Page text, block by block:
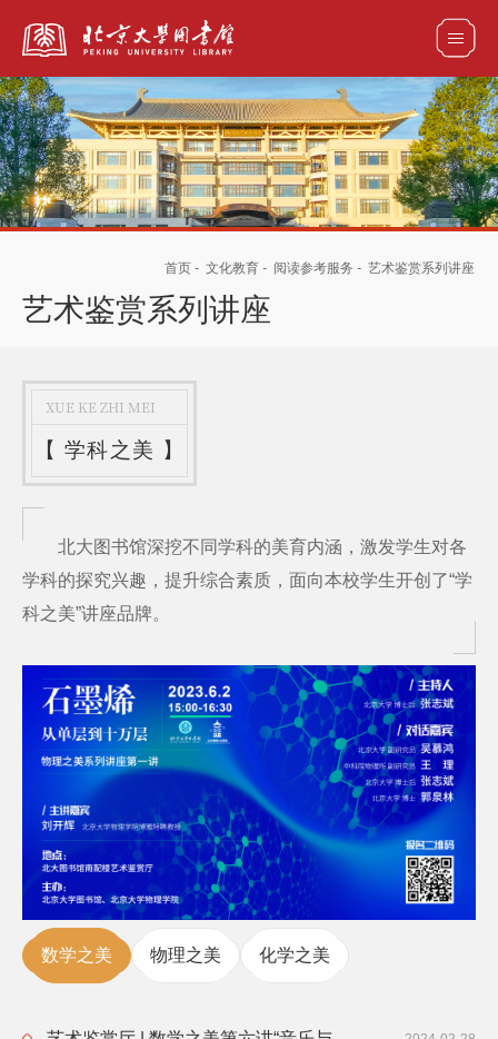
全部资源
首页 - 文化教育 - 阅读参考服务 - 艺术鉴赏系列讲座
艺术鉴赏系列讲座
XUE KE ZHI MEI
【 学科之美 】
北大图书馆深挖不同学科的美育内涵，激发学生对各
学科的探究兴趣，提升综合素质，面向本校学生开创了“学
科之美”讲座品牌。
数学之美 物理之美 化学之美